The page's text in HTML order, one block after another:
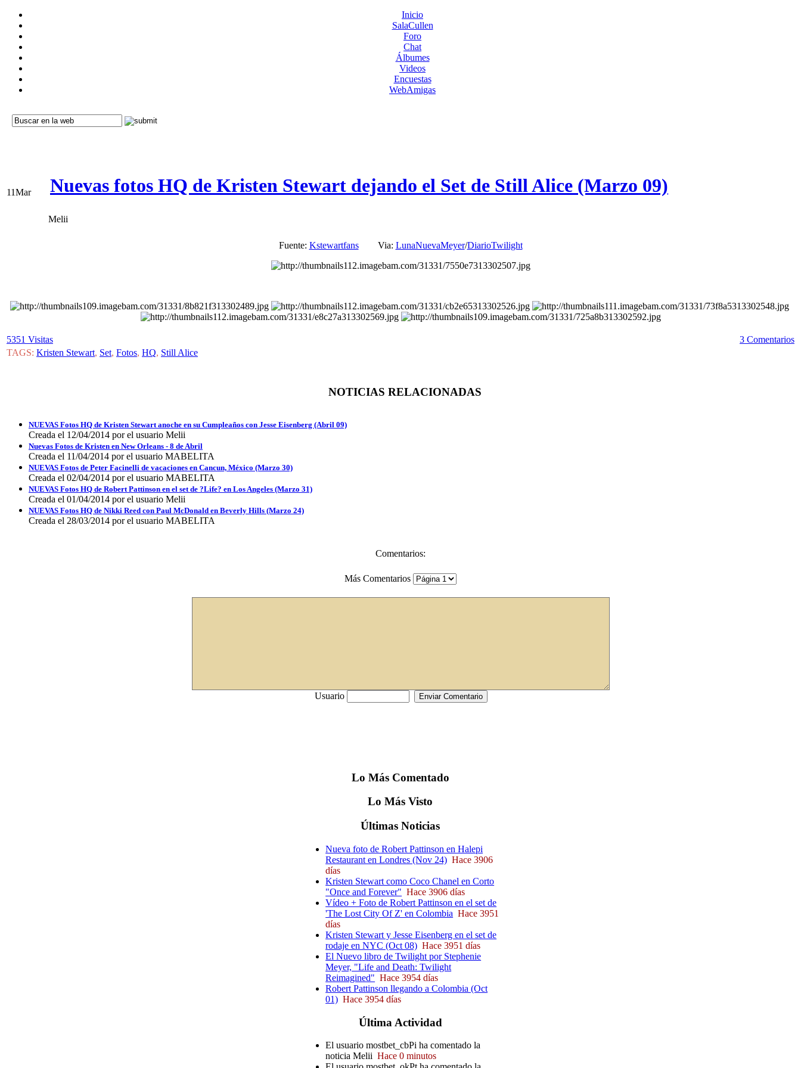
Inicio
SalaCullen
Foro
Chat
Álbumes
Videos
Encuestas
WebAmigas
11Mar Nuevas fotos HQ de Kristen Stewart dejando el Set de Still Alice (Marzo 09)
Melii
Fuente: Kstewartfans Via: LunaNuevaMeyer/DiarioTwilight
5351 Visitas
3 Comentarios
TAGS: Kristen Stewart, Set, Fotos, HQ, Still Alice
NOTICIAS RELACIONADAS
NUEVAS Fotos HQ de Kristen Stewart anoche en su Cumpleaños con Jesse Eisenberg (Abril 09)
Creada el 12/04/2014 por el usuario Melii
Nuevas Fotos de Kristen en New Orleans - 8 de Abril
Creada el 11/04/2014 por el usuario MABELITA
NUEVAS Fotos de Peter Facinelli de vacaciones en Cancun, México (Marzo 30)
Creada el 02/04/2014 por el usuario MABELITA
NUEVAS Fotos HQ de Robert Pattinson en el set de ?Life? en Los Angeles (Marzo 31)
Creada el 01/04/2014 por el usuario Melii
NUEVAS Fotos HQ de Nikki Reed con Paul McDonald en Beverly Hills (Marzo 24)
Creada el 28/03/2014 por el usuario MABELITA
Comentarios:
Más Comentarios
Usuario
Lo MásComentado
LoMás Visto
Últimas Noticias
Nueva foto de Robert Pattinson en Halepi
Restaurant en Londres (Nov 24) Hace 3906
días
Kristen Stewart como Coco Chanel en Corto
"Once and Forever" Hace 3906 días
Vídeo + Foto de Robert Pattinson en el set de
'The Lost City Of Z' en Colombia Hace 3951
días
Kristen Stewart y Jesse Eisenberg en el set de
rodaje en NYC (Oct 08) Hace 3951 días
El Nuevo libro de Twilight por Stephenie
Meyer, "Life and Death: Twilight
Reimagined" Hace 3954 días
Robert Pattinson llegando a Colombia (Oct
01) Hace 3954 días
Última Actividad
El usuario mostbet_cbPi ha comentado la
noticia Melii Hace 0 minutos